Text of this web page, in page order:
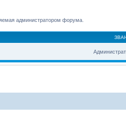
администратором форума.